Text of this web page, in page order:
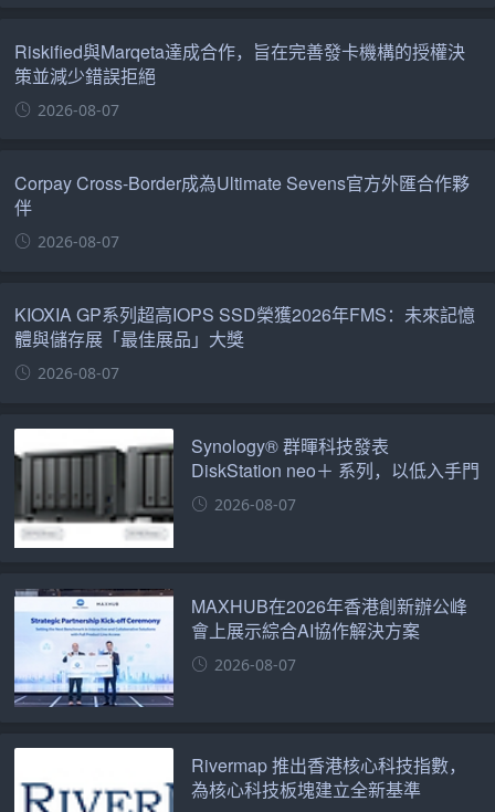
Riskified與Marqeta達成合作，旨在完善發卡機構的授權決
策並減少錯誤拒絕
2026-08-07
Corpay Cross-Border成為Ultimate Sevens官方外匯合作夥
伴
2026-08-07
KIOXIA GP系列超高IOPS SSD榮獲2026年FMS：未來記憶
體與儲存展「最佳展品」大獎
2026-08-07
Synology® 群暉科技發表
DiskStation neo＋ 系列，以低入手門
檻享有高效能體驗
2026-08-07
MAXHUB在2026年香港創新辦公峰
會上展示綜合AI協作解決方案
2026-08-07
Rivermap 推出香港核心科技指數，
為核心科技板塊建立全新基準